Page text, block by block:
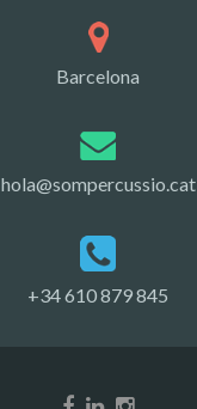
Barcelona
hola@sompercussio.cat
+34 610 879 845